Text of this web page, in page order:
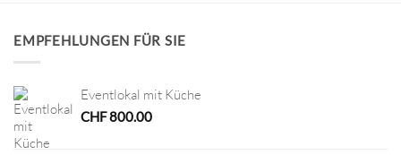
EMPFEHLUNGEN FÜR SIE
Eventlokal mit Küche
CHF800.00